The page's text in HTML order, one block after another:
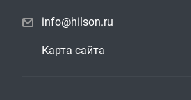
info@hilson.ru
Карта сайта